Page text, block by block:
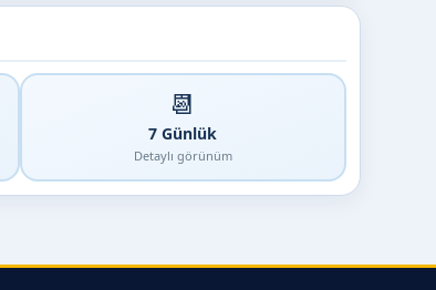
📆
7 Günlük
Detaylı görünüm